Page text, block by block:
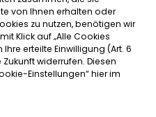
von Ihnen erhalten oder
zu nutzen, benötigen wir
Klick auf „Alle Cookies
erteilte Einwilligung (Art. 6
Zukunft widerrufen. Diesen
Einstellungen“ hier im